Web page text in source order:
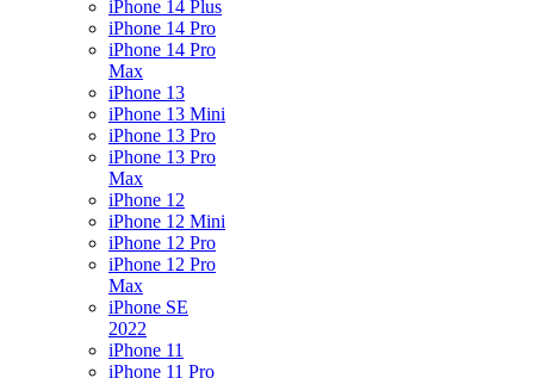
iPhone 14 Plus
iPhone 14 Pro
iPhone 14 Pro
Max
iPhone 13
iPhone 13 Mini
iPhone 13 Pro
iPhone 13 Pro
Max
iPhone 12
iPhone 12 Mini
iPhone 12 Pro
iPhone 12 Pro
Max
iPhone SE
2022
iPhone 11
iPhone 11 Pro